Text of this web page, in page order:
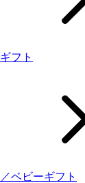
フト
ベビーギフト